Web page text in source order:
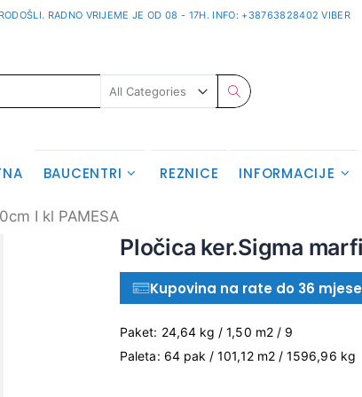
RADNO VRIJEME JE OD 08 - 17H. INFO: +38763828402 VIBER
BAUCENTRI REZNICE INFORMACIJE
I kl PAMESA
Pločica ker.Sigma
Kupovina na rate do 36
Paket: 24,64 kg / 1,50 m2 / 9
Paleta: 64 pak / 101,12 m2 / 1596,96 kg